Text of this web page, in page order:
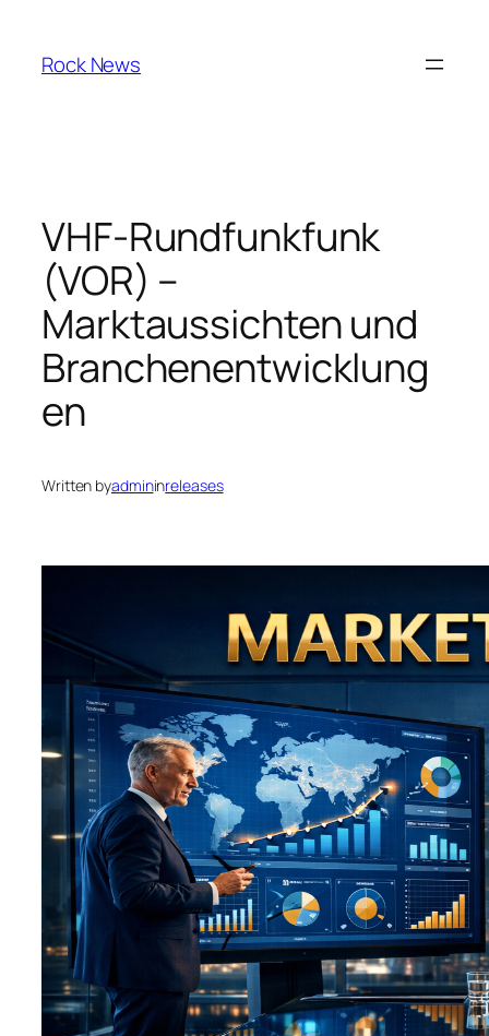
content
Rock News
VHF-Rundfunkfunk
(VOR) –
Marktaussichten und
Branchenentwicklung
en
Written byadmininreleases